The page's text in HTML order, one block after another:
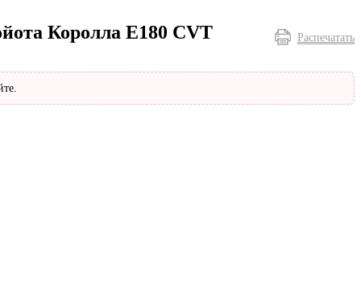
Распечатать
Королла E180 CVT